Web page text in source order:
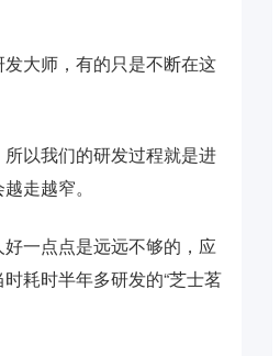
大师，有的只是不断在这
以我们的研发过程就是进
走越窄。
一点点是远远不够的，应
耗时半年多研发的“芝士茗